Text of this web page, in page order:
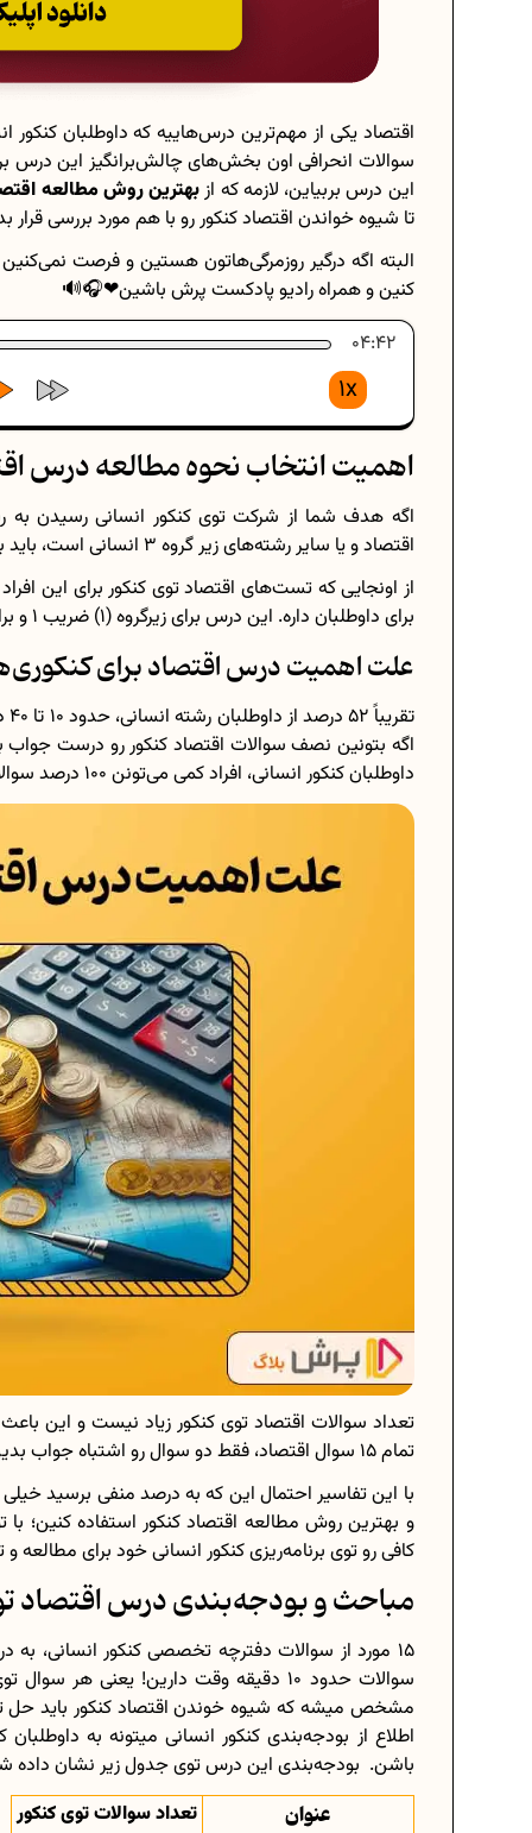
اقتصاد یکی از مهم‌ترین درس‌هاییه که داوطلبان
سوالات انحرافی اون بخش‌های چالش‌برانگیز این درس
این درس بربیاین، لازمه که ازبهترین روش مطالعه
تا شیوه خواندن اقتصاد کنکور رو با هم مورد بررسی قرار
البته اگه درگیر روزمرگی‌هاتون هستین و فرصت
کنین و همراه رادیو پادکست پرش باشین❤🎧🔊
04:42
1x
اهمیت انتخاب نحوه مطالعه درس
اگه هدف شما از شرکت توی کنکور انسانی رسیدن
اقتصاد و یا سایر رشته‌های زیر گروه 3 انسانی است، باید برای خواندن درس اقتصاد وقت زیادی در نظر بگیرین.
برای داوطلبان داره. این درس برای زیرگروه (1) ضریب 1 و برای زیرگروه‌های رشته انسانی (2)، (4) و (5) ضریب 2 داره.
علت اهمیت درس اقتصاد برای
اگه بتونین نصف سوالات اقتصاد کنکور رو درست جواب
داوطلبان کنکور انسانی، افراد کمی می‌تونن 100 درصد سوالات اقتصاد رو درست جواب بدن!
تعداد سوالات اقتصاد توی کنکور زیاد نیست و این
تمام 15 سوال اقتصاد، فقط دو سوال رو اشتباه جواب بدین، به‌جای 100 درصد به حدود 80 درصد میرسین!
با این تفاسیر احتمال این که به درصد منفی برسید
و بهترین روش مطالعه اقتصاد کنکور استفاده کنین؛
کافی رو توی برنامه‌ریزی کنکور انسانی خود برای
مباحث و بودجه‌بندی درس اقتصاد
15 مورد از سوالات دفترچه تخصصی کنکور
سوالات حدود 10 دقیقه وقت دارین!
مشخص میشه که شیوه خوندن اقتصاد کنکور باید حل
اطلاع از بودجه‌بندی کنکور انسانی میتونه به
باشن. بودجه‌بندی این درس توی جدول زیر نشان داده
عنوان تعداد سوالات توی کنکور